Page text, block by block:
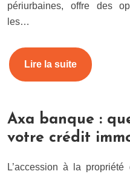
périurbaines, offre des
les…
Lire la suite
Axa banque :
votre crédit
L’accession à la